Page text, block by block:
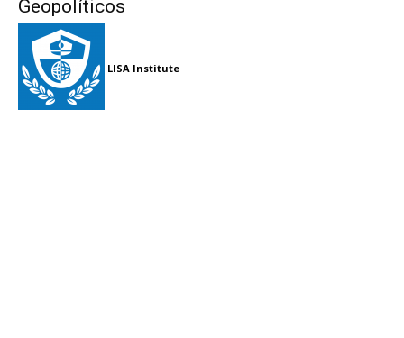
Geopolíticos
LISA Institute